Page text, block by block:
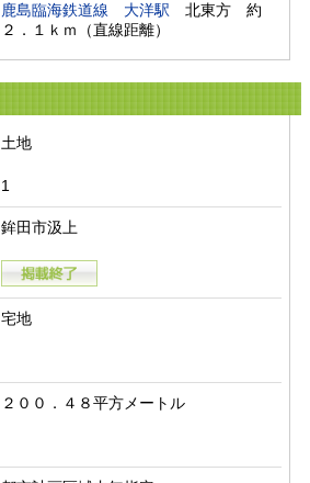
鹿島臨海鉄道線 大洋駅 北東方　約
２．１ｋｍ（直線距離）
土地
1
鉾田市汲上
宅地
２００．４８平方メートル